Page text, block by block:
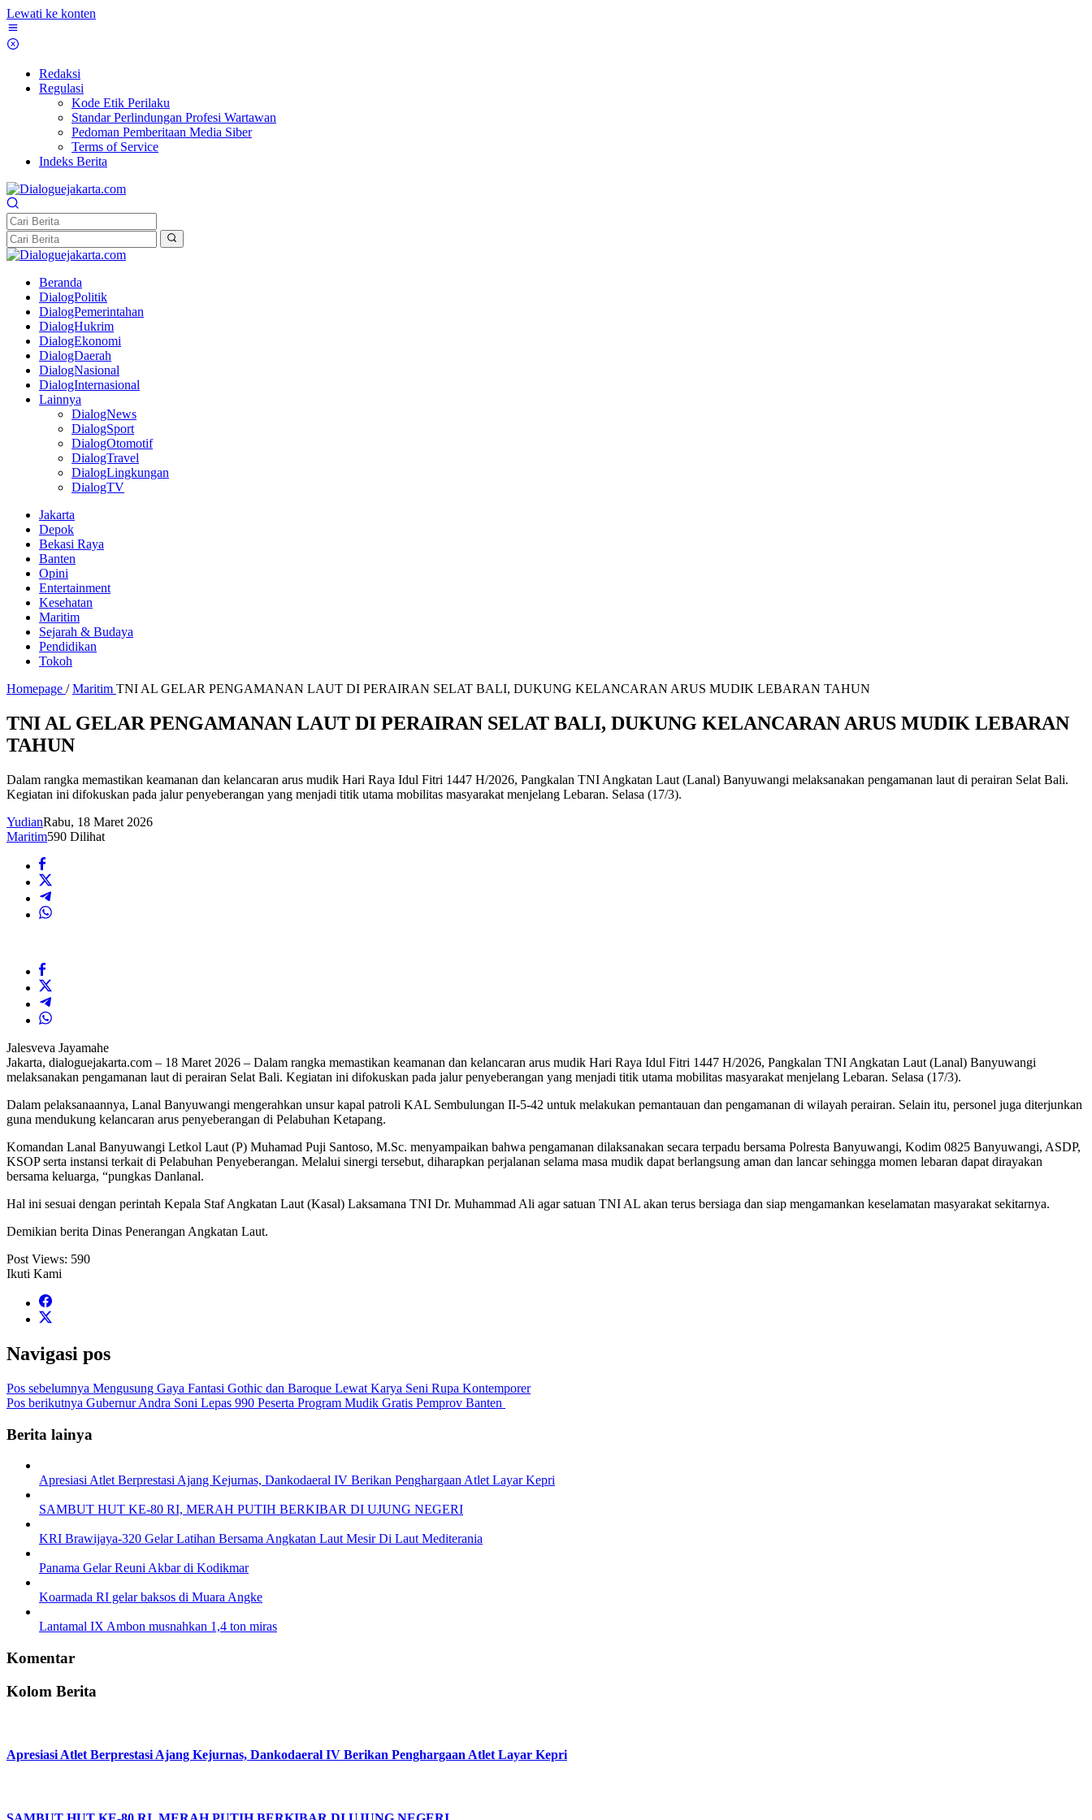
Lewati ke konten
Redaksi
Regulasi
Kode Etik Perilaku
Standar Perlindungan Profesi Wartawan
Pedoman Pemberitaan Media Siber
Terms of Service
Indeks Berita
Beranda
DialogPolitik
DialogPemerintahan
DialogHukrim
DialogEkonomi
DialogDaerah
DialogNasional
DialogInternasional
Lainnya
DialogNews
DialogSport
DialogOtomotif
DialogTravel
DialogLingkungan
DialogTV
Jakarta
Depok
Bekasi Raya
Banten
Opini
Entertainment
Kesehatan
Maritim
Sejarah & Budaya
Pendidikan
Tokoh
Homepage / Maritim TNI AL GELAR PENGAMANAN LAUT DI PERAIRAN SELAT BALI, DUKUNG KELANCARAN ARUS MUDIK LEBARAN TAHUN
TNI AL GELAR PENGAMANAN LAUT DI PERAIRAN SELAT BALI, DUKUNG KELANCARAN ARUS MUDIK LEBARAN
TAHUN
Dalam rangka memastikan keamanan dan kelancaran arus mudik Hari Raya Idul Fitri 1447 H/2026, Pangkalan TNI Angkatan Laut (Lanal) Banyuwangi melaksanakan pengamanan laut di perairan Selat Bali.
Kegiatan ini difokuskan pada jalur penyeberangan yang menjadi titik utama mobilitas masyarakat menjelang Lebaran. Selasa (17/3).
YudianRabu, 18 Maret 2026
Maritim590 Dilihat
Jalesveva Jayamahe
Jakarta, dialoguejakarta.com – 18 Maret 2026 – Dalam rangka memastikan keamanan dan kelancaran arus mudik Hari Raya Idul Fitri 1447 H/2026, Pangkalan TNI Angkatan Laut (Lanal) Banyuwangi
melaksanakan pengamanan laut di perairan Selat Bali. Kegiatan ini difokuskan pada jalur penyeberangan yang menjadi titik utama mobilitas masyarakat menjelang Lebaran. Selasa (17/3).
Dalam pelaksanaannya, Lanal Banyuwangi mengerahkan unsur kapal patroli KAL Sembulungan II-5-42 untuk melakukan pemantauan dan pengamanan di wilayah perairan. Selain itu, personel juga diterjunkan
guna mendukung kelancaran arus penyeberangan di Pelabuhan Ketapang.
Komandan Lanal Banyuwangi Letkol Laut (P) Muhamad Puji Santoso, M.Sc. menyampaikan bahwa pengamanan dilaksanakan secara terpadu bersama Polresta Banyuwangi, Kodim 0825 Banyuwangi, ASDP,
KSOP serta instansi terkait di Pelabuhan Penyeberangan. Melalui sinergi tersebut, diharapkan perjalanan selama masa mudik dapat berlangsung aman dan lancar sehingga momen lebaran dapat dirayakan
bersama keluarga, “pungkas Danlanal.
Hal ini sesuai dengan perintah Kepala Staf Angkatan Laut (Kasal) Laksamana TNI Dr. Muhammad Ali agar satuan TNI AL akan terus bersiaga dan siap mengamankan keselamatan masyarakat sekitarnya.
Demikian berita Dinas Penerangan Angkatan Laut.
Post Views: 590
Ikuti Kami
Navigasi pos
Pos sebelumnya Mengusung Gaya Fantasi Gothic dan Baroque Lewat Karya Seni Rupa Kontemporer
Pos berikutnya Gubernur Andra Soni Lepas 990 Peserta Program Mudik Gratis Pemprov Banten ​
Berita lainya
Apresiasi Atlet Berprestasi Ajang Kejurnas, Dankodaeral IV Berikan Penghargaan Atlet Layar Kepri
SAMBUT HUT KE-80 RI, MERAH PUTIH BERKIBAR DI UJUNG NEGERI
KRI Brawijaya-320 Gelar Latihan Bersama Angkatan Laut Mesir Di Laut Mediterania
Panama Gelar Reuni Akbar di Kodikmar
Koarmada RI gelar baksos di Muara Angke
Lantamal IX Ambon musnahkan 1,4 ton miras
Komentar
Kolom Berita
Apresiasi Atlet Berprestasi Ajang Kejurnas, Dankodaeral IV Berikan Penghargaan Atlet Layar Kepri